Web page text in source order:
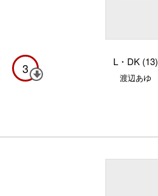
3 L・DK (13)
渡辺あゆ